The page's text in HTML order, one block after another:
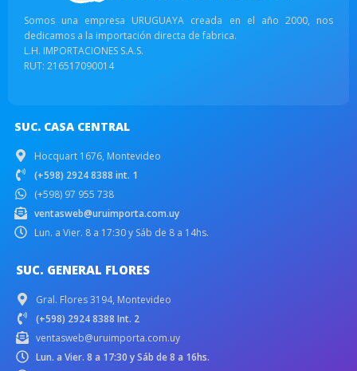
Somos una empresa URUGUAYA creada en el año 2000, nos
dedicamos a la importación directa de fabrica.
L.H. IMPORTACIONES S.A.S.
RUT: 216517090014
SUC. CASA CENTRAL
Hocquart 1676, Montevideo
(+598) 2924 8388 int. 1
(+598) 97 955 738
ventasweb@uruimporta.com.uy
Lun. a Vier. 8 a 17:30 y Sáb de 8 a 14hs.
SUC. GENERAL FLORES
Gral. Flores 3194, Montevideo
(+598) 2924 8388 Int. 2
ventasweb@uruimporta.com.uy
Lun. a Vier. 8 a 17:30 y Sáb de 8 a 16hs.